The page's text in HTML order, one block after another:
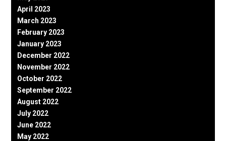
April 2023
March 2023
February 2023
January 2023
December 2022
November 2022
October 2022
September 2022
August 2022
July 2022
June 2022
May 2022